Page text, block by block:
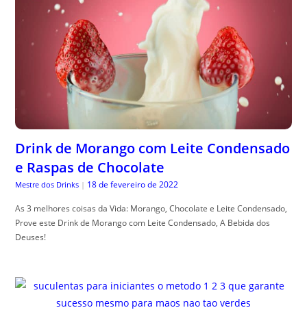
Drink de Morango com Leite Condensado
e Raspas de Chocolate
Mestre dos Drinks | 18 de fevereiro de 2022
As 3 melhores coisas da Vida: Morango, Chocolate e Leite Condensado,
Prove este Drink de Morango com Leite Condensado, A Bebida dos
Deuses!